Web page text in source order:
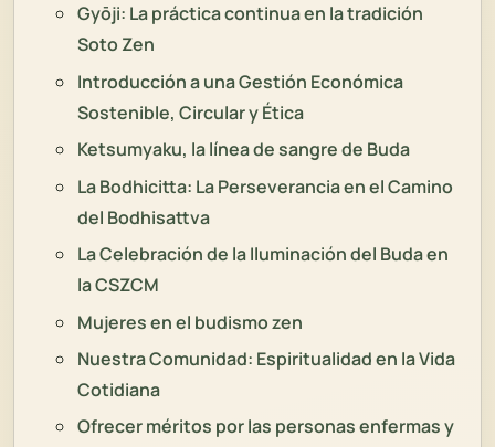
Gyōji: La práctica continua en la tradición
Soto Zen
Introducción a una Gestión Económica
Sostenible, Circular y Ética
Ketsumyaku, la línea de sangre de Buda
La Bodhicitta: La Perseverancia en el Camino
del Bodhisattva
La Celebración de la Iluminación del Buda en
la CSZCM
Mujeres en el budismo zen
Nuestra Comunidad: Espiritualidad en la Vida
Cotidiana
Ofrecer méritos por las personas enfermas y